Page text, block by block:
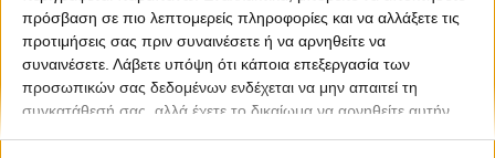
πρόσβαση σε πιο λεπτομερείς πληροφορίες και να αλλάξετε τις
προτιμήσεις σας πριν συναινέσετε ή να αρνηθείτε να
συναινέσετε. Λάβετε υπόψη ότι κάποια επεξεργασία των
προσωπικών σας δεδομένων ενδέχεται να μην απαιτεί τη
συγκατάθεσή σας, αλλά έχετε το δικαίωμα να αρνηθείτε αυτήν